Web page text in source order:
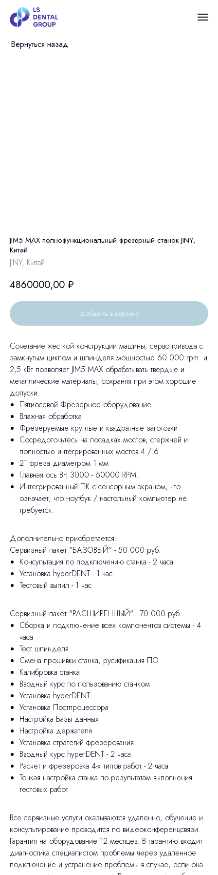
Вернуться назад
JIM5 MAX полнофункциональный фрезерный станок JINY,
Китай
JINY, Китай
4860000,00 ₽
Добавить в корзину
Сочетание жесткой конструкции машины, сервопривода с
замкнутым циклом и шпинделя мощностью 60 000 rpm. и
2,5 кВт позволяет JIM5 MAX обрабатывать твердые и
металлические материалы, сохраняя при этом хорошие
допуски.
Пятиосевой Фрезерное оборудование
Влажная обработка
Фрезеруемые круглые и квадратные заготовки
Сосредоточьтесь на посадках мостов, стержней и
полностью интегрированных мостов 4 / 6
21 фреза диаметром 1 мм
Главная ось ВЧ 3000 - 60000 RPM.
Интегрированный ПК с сенсорным экраном, что
означает, что ноутбук / настольный компьютер не
требуется.
Дополнительно приобретается:
Сервизный пакет "БАЗОВЫЙ" - 50 000 руб.
Консультация по подключению станка - 2 часа
Установка hyperDENT - 1 час
Тестовый выпил - 1 час
Сервизный пакет "РАСШИРЕННЫЙ" - 70 000 руб.
Сборка и подключение всех компонентов системы - 4
часа
Тест шпинделя
Смена прошивки станка, русификация ПО
Калибровка станка
Вводный курс по пользованию станком
Установка hyperDENT
Установка Постпроцессора
Настройка Базы данных
Настройка держателя
Установка стратегий фрезерования
Вводный курс hyperDENT - 2 часа
Расчет и фрезеровка 4-х типов работ - 2 часа
Тонкая настройка станка по результатам выполнения
тестовых работ
Все сервизные услуги оказываются удаленно, обучение и
консультирование проводится по видеоконференцсвязи.
Гарантия на оборудование 12 месяцев. В гарантию входит
диагностика специалистом проблемы через удаленное
подключение и устранение проблемы в случае, если она